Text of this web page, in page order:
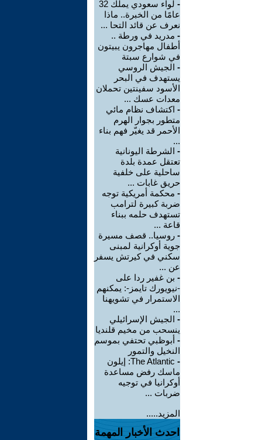
-
لواء سعودي يملك 32
عامًا من الخبرة.. ماذا
نعرف عن قائد التحا ...
- مدريد في ورطة ..
أطفال مهاجرون يبيتون
في شوارع سبتة
- الجيش الروسي
يستهدف في البحر
الأسود سفينتين تحملان
معدات عسك ...
- اكتشاف نظام مائي
متطور بجوار الهرم
الأحمر قد يغيّر فهم بناء
...
- الشرطة اليونانية
تعتقل عمدة بلدة
ساحلية على خلفية
حريق غابات ...
- محكمة أمريكية توجه
ضربة كبيرة لترامب
تستهدف حلمه ببناء
قاعة ...
- روسيا.. قصف مسيرة
جوية أوكرانية لمبنى
سكني في كيرتش يسفر
عن ...
- بن غفير ردا على
-نيويورك تايمز-: يمكنهم
الاستمرار في تشويهنا
...
- الجيش الإسرائيلي
ينسحب من مخيم قلنديا
- أبوظبي تحتفي بموسم
النخيل والتمور
-
The Atlantic: إيلون
ماسك رفض مساعدة
أوكرانيا في توجيه
ضربات ...
المزيد.....
احدث الأخبار المهمة